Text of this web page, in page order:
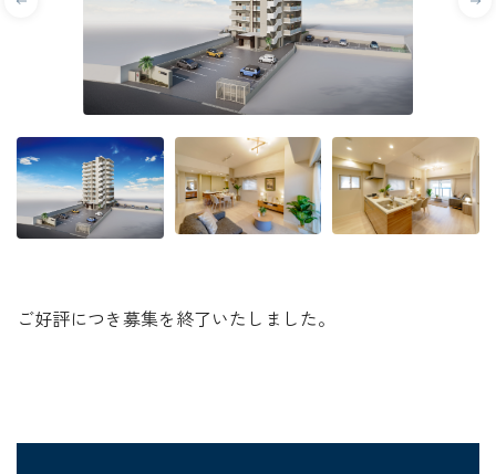
ご好評につき募集を終了いたしました。